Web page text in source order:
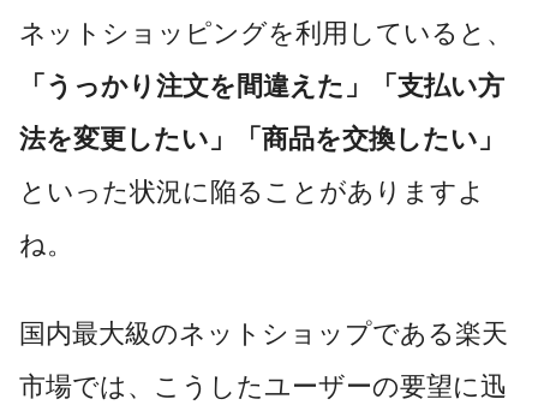
ネットショッピングを利用していると、
「うっかり注文を間違えた」「支払い方
法を変更したい」「商品を交換したい」
といった状況に陥ることがありますよ
ね。
国内最大級のネットショップである楽天
市場では、こうしたユーザーの要望に迅